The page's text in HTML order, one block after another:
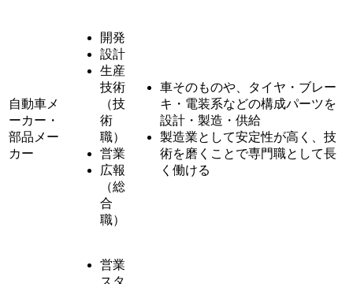
自動車メ
ーカー・
部品メー
カー
開発
設計
生産
技術
（技
術
職）
営業
広報
（総
合
職）
車そのものや、タイヤ・ブレー
キ・電装系などの構成パーツを
設計・製造・供給
製造業として安定性が高く、技
術を磨くことで専門職として長
く働ける
営業
スタ